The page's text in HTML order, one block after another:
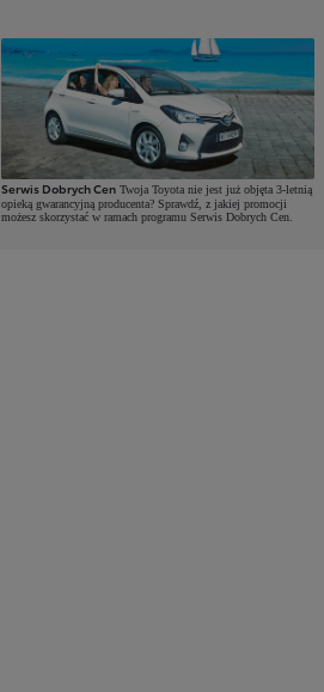
Serwis Dobrych Cen Twoja Toyota nie jest już objęta 3-letnią
opieką gwarancyjną producenta? Sprawdź, z jakiej promocji
możesz skorzystać w ramach programu Serwis Dobrych Cen.